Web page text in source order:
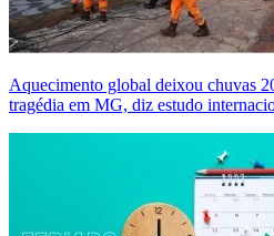
Aquecimento global deixou chuvas
tragédia em MG, diz estudo